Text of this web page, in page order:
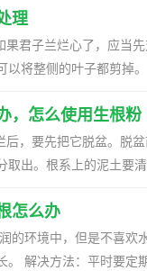
，按照上面的方法进
被浸泡
理方法：加入的水量要
点，露出一部分的根部，
株移到室内，保持温度
环境中。
理
君子兰烂心了，应当
。 2、进行消毒：修剪之后，要对剪口
粉末，也可以直接将
件比较好的地方晾干
将植株
使它的根须处于消毒液
土取出来扔掉，并且
，怎么使用生根粉
，要先把它脱盆。脱
取出。根系上的泥土要
定要记得消毒，消毒
粉。 3、上盆：之前
好。最后要为它浇透
怎么办
解决方法：平时要定